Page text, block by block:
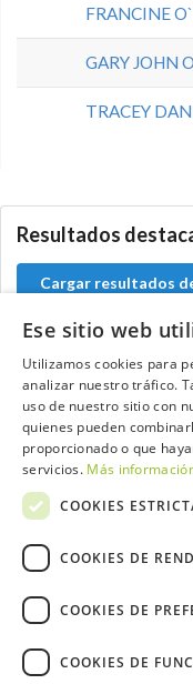
FRANCINE
GARY JOHN
TRACEY
Resultados
Cargar resultados
Contacta
Opina
Ese sitio web
Utilizamos cookies para
analizar nuestro tráfico.
uso de nuestro sitio con
quienes pueden
proporcionado o que
servicios. Más
COOKIES
COOKIES DE
COOKIES DE
COOKIES DE